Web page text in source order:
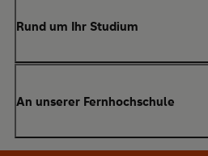
Rund um Ihr Studium
Anrechnung von Vorleistungen
Studienberatung
An unserer Fernhochschule
Warum SRH?